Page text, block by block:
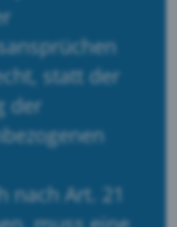
statt der
der
nach Art. 21